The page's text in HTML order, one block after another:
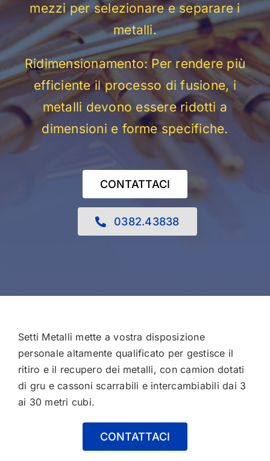
mezzi per selezionare e separare i
metalli.
Ridimensionamento: Per rendere più
efficiente il processo di fusione, i
metalli devono essere ridotti a
dimensioni e forme specifiche.
CONTATTACI
0382.43838
Setti Metalli mette a vostra disposizione
personale altamente qualificato per gestisce il
ritiro e il recupero dei metalli, con camion dotati
di gru e cassoni scarrabili e intercambiabili dai 3
ai 30 metri cubi.
CONTATTACI